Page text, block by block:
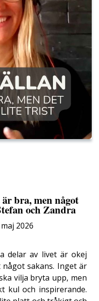
bra, men något
och Zandra
2026
delar av livet är okej
sakans. Inget är
vilja bryta upp, men
kul och inspirerande.